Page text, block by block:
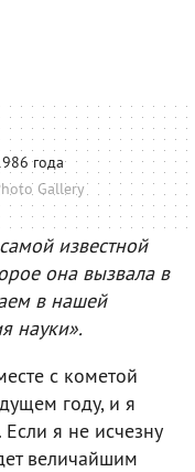
года
Gallery
известной
она вызвала в
в нашей
науки».
с кометой
году, и я
я не исчезну
величайшим